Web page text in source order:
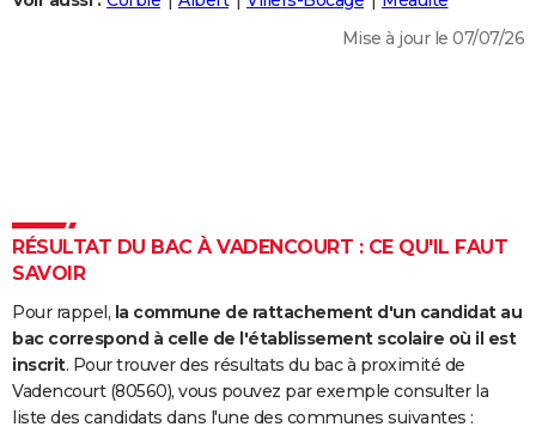
DICTIONNAIRE
Dictionnaire
Biographies
Citations
Expressions
Proverbes
PROGRAMME TV
COPAINS D'AVANT
S'inscrire
Se connecter
Lycées
Collèges
Primaires
Universités
Entreprises
Service militaire
Avis de recherche
AVIS DE DÉCÈS
FORUM
Mise à jour le 07/07/26
RÉSULTAT DU BAC À VADENCOURT : CE QU'IL FAUT
SAVOIR
Pour rappel, la commune de rattachement d'un candidat au
bac correspond à celle de l'établissement scolaire où il est
inscrit. Pour trouver des résultats du bac à proximité de
Vadencourt (80560), vous pouvez par exemple consulter la
liste des candidats dans l'une des communes suivantes :